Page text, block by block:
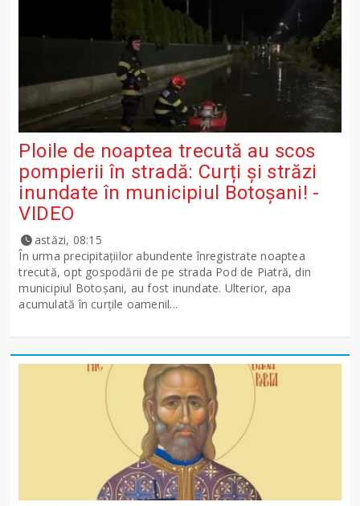
Ploile de noaptea trecută au scos
pompierii în stradă: Curți și străzi
inundate în municipiul Botoșani! -
VIDEO
astăzi, 08:15
În urma precipitațiilor abundente înregistrate noaptea
trecută, opt gospodării de pe strada Pod de Piatră, din
municipiul Botoșani, au fost inundate. Ulterior, apa
acumulată în curțile oamenil...